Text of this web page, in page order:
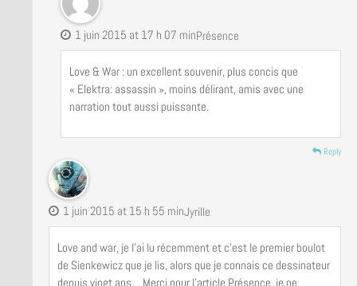
Présence
1 juin 2015 at 17 h 07 min
Love & War : un excellent souvenir, plus concis que
« Elektra: assassin », moins délirant, amis avec une
narration tout aussi puissante.
Reply
Jyrille
1 juin 2015 at 15 h 55 min
Love and war, je l’ai lu récemment et c’est le premier boulot
de Sienkewicz que je lis, alors que je connais ce dessinateur
depuis vingt ans… Merci pour l’article Présence, je ne